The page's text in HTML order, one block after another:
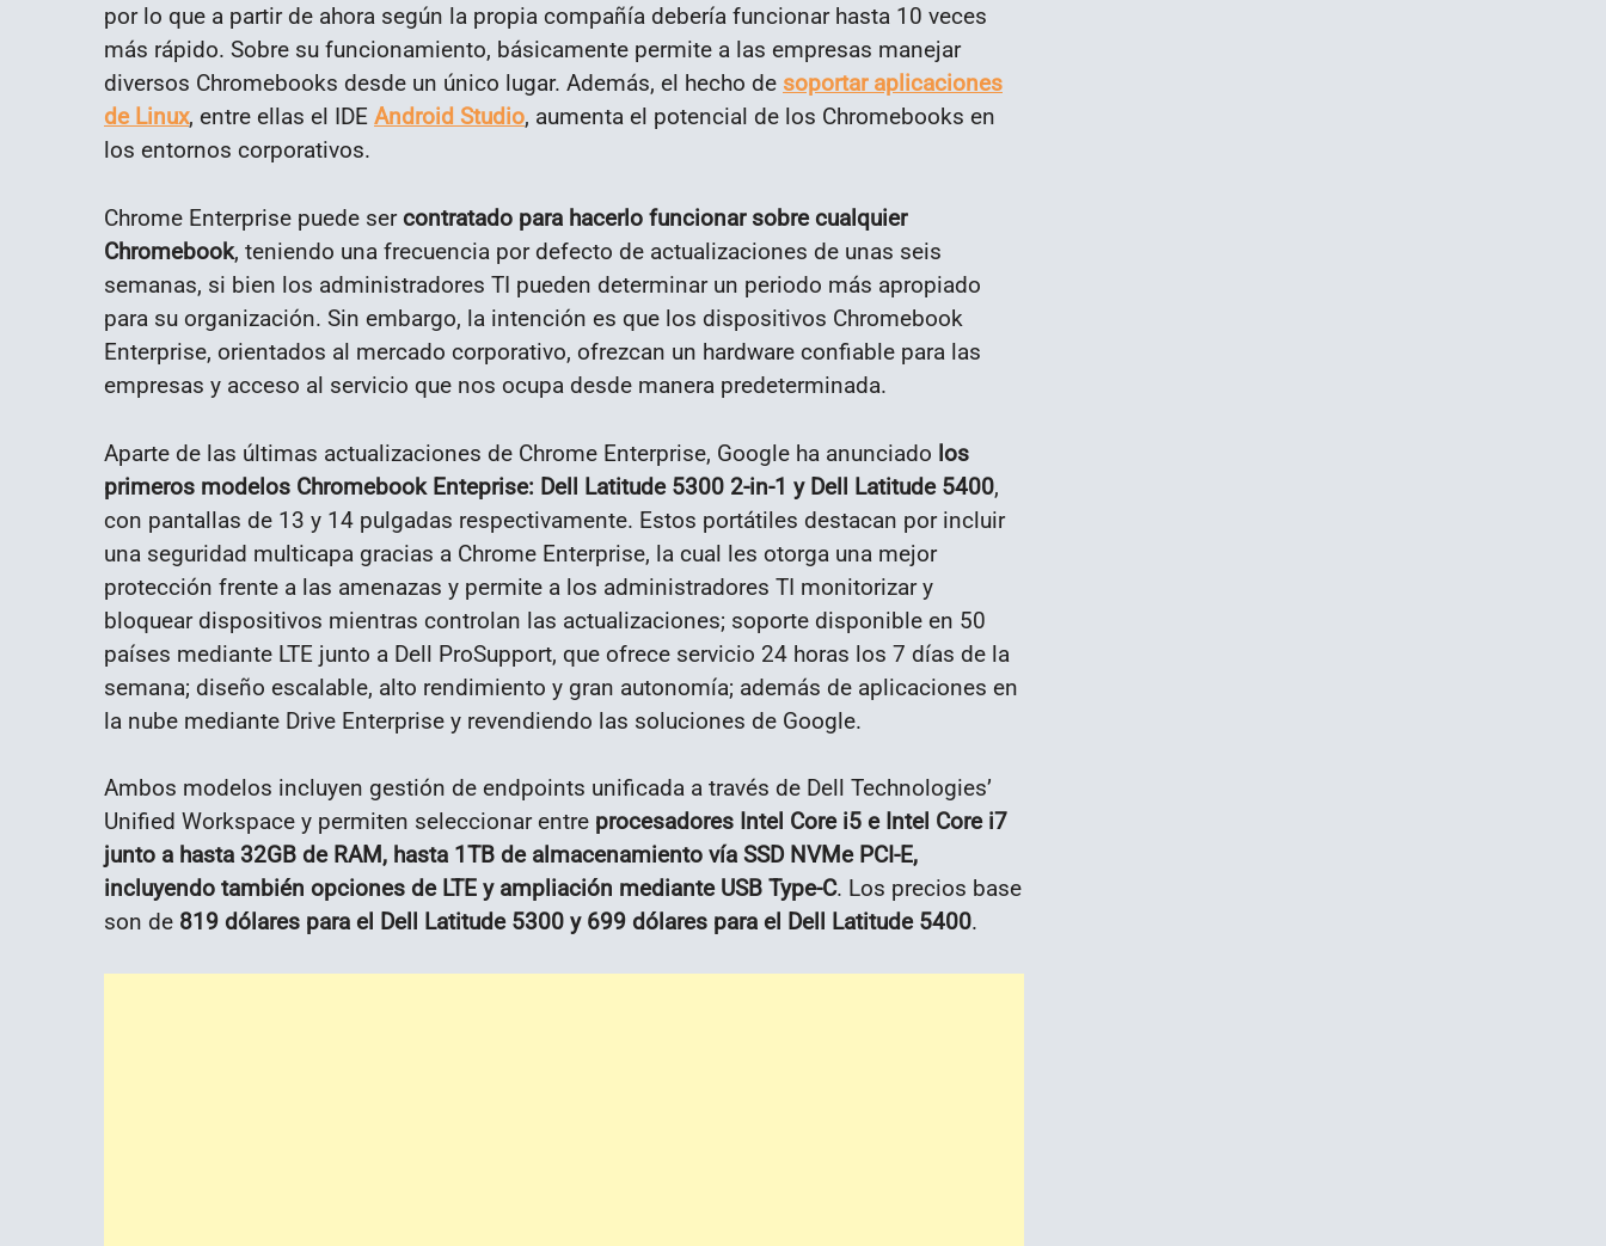
por lo que a partir de ahora según la propia compañía debería funcionar hasta 10 veces
más rápido. Sobre su funcionamiento, básicamente permite a las empresas manejar
diversos Chromebooks desde un único lugar. Además, el hecho de soportar aplicaciones
de Linux, entre ellas el IDE Android Studio, aumenta el potencial de los Chromebooks en
los entornos corporativos.
Chrome Enterprise puede sercontratado para hacerlo funcionar sobre cualquier
Chromebook, teniendo una frecuencia por defecto de actualizaciones de unas seis
semanas, si bien los administradores TI pueden determinar un periodo más apropiado
para su organización. Sin embargo, la intención es que los dispositivos Chromebook
Enterprise, orientados al mercado corporativo, ofrezcan un hardware confiable para las
empresas y acceso al servicio que nos ocupa desde manera predeterminada.
Aparte de las últimas actualizaciones de Chrome Enterprise, Google ha anunciado los
primeros modelos Chromebook Enteprise: Dell Latitude 5300 2-in-1 y Dell Latitude 5400,
con pantallas de 13 y 14 pulgadas respectivamente. Estos portátiles destacan por incluir
una seguridad multicapa gracias a Chrome Enterprise, la cual les otorga una mejor
protección frente a las amenazas y permite a los administradores TI monitorizar y
bloquear dispositivos mientras controlan las actualizaciones; soporte disponible en 50
países mediante LTE junto a Dell ProSupport, que ofrece servicio 24 horas los 7 días de la
semana; diseño escalable, alto rendimiento y gran autonomía; además de aplicaciones en
la nube mediante Drive Enterprise y revendiendo las soluciones de Google.
Ambos modelos incluyen gestión de endpoints unificada a través de Dell Technologies’
Unified Workspace y permiten seleccionar entre procesadores Intel Core i5 e Intel Core i7
junto a hasta 32GB de RAM, hasta 1TB de almacenamiento vía SSD NVMe PCI-E,
incluyendo también opciones de LTE y ampliación mediante USB Type-C. Los precios base
son de 819 dólares para el Dell Latitude 5300 y 699 dólares para el Dell Latitude 5400.